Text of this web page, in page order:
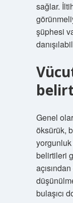
sağlar.
şüphesi
Genel
öksürük,
belirtileri
bulaşıcı